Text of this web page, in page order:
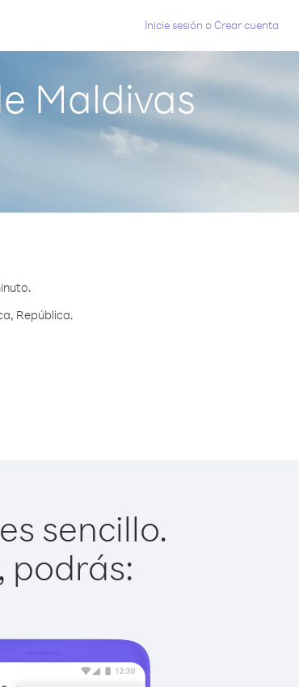
Inicie sesión oCrear cuenta
Maldivas
República.
sencillo.
podrás: